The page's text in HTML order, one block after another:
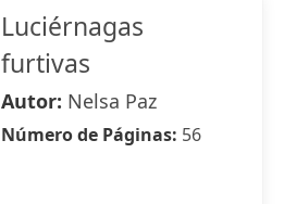
Luciérnagas
furtivas
Autor: Nelsa Paz
Número de Páginas: 56